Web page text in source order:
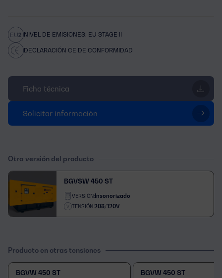
NIVEL DE EMISIONES: EU STAGE II
DECLARACIÓN CE DE CONFORMIDAD
Ficha técnica
Solicitar información
Otra versión del producto
BGVSW 450 ST
VERSIÓN:Insonorizado
TENSIÓN:208/120V
Producto en otras tensiones
BGVW 450 ST BGVW 450 ST